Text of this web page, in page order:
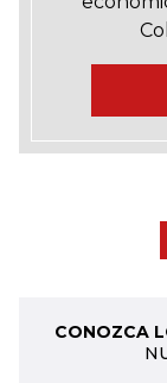
CONOZCA